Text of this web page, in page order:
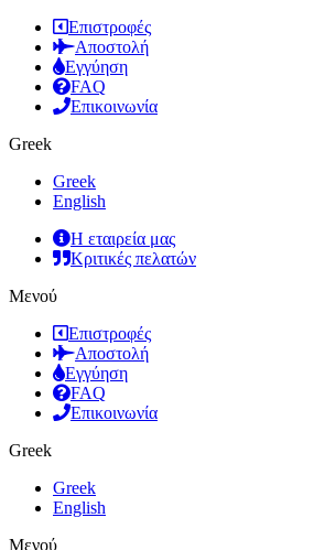
Επιστροφές
Αποστολή
Εγγύηση
FAQ
Επικοινωνία
Greek
Greek
English
Η εταιρεία μας
Κριτικές πελατών
Μενού
Επιστροφές
Αποστολή
Εγγύηση
FAQ
Επικοινωνία
Greek
Greek
English
Μενού